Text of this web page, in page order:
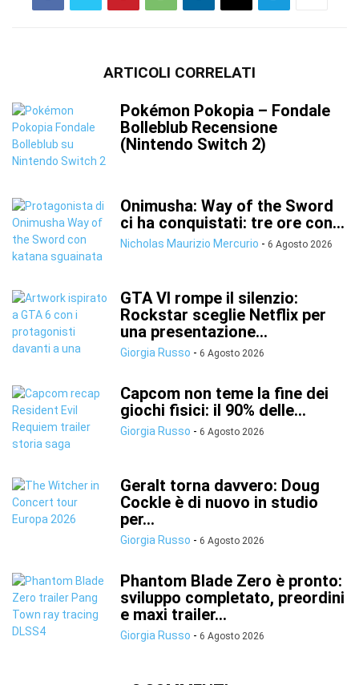
ARTICOLI CORRELATI
Pokémon Pokopia – Fondale
Bolleblub Recensione
(Nintendo Switch 2)
Onimusha: Way of the Sword
ci ha conquistati: tre ore con...
Nicholas Maurizio Mercurio - 6 Agosto 2026
GTA VI rompe il silenzio:
Rockstar sceglie Netflix per
una presentazione...
Giorgia Russo - 6 Agosto 2026
Capcom non teme la fine dei
giochi fisici: il 90% delle...
Giorgia Russo - 6 Agosto 2026
Geralt torna davvero: Doug
Cockle è di nuovo in studio
per...
Giorgia Russo - 6 Agosto 2026
Phantom Blade Zero è pronto:
sviluppo completato, preordini
e maxi trailer...
Giorgia Russo - 6 Agosto 2026